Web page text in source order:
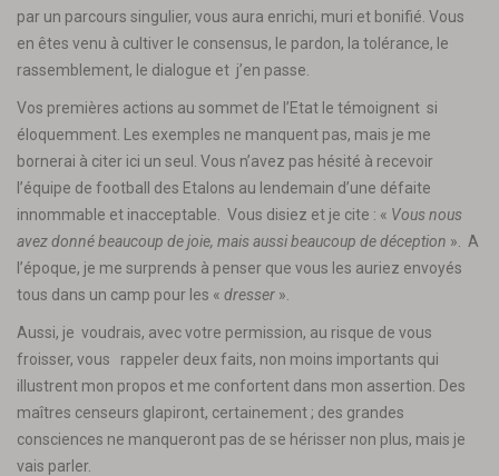
par un parcours singulier, vous aura enrichi, muri et bonifié. Vous
en êtes venu à cultiver le consensus, le pardon, la tolérance, le
rassemblement, le dialogue et j’en passe.
Vos premières actions au sommet de l’Etat le témoignent si
éloquemment. Les exemples ne manquent pas, mais je me
bornerai à citer ici un seul. Vous n’avez pas hésité à recevoir
l’équipe de football des Etalons au lendemain d’une défaite
innommable et inacceptable. Vous disiez et je cite : « Vous nous
avez donné beaucoup de joie, mais aussi beaucoup de déception ». A
l’époque, je me surprends à penser que vous les auriez envoyés
tous dans un camp pour les « dresser ».
Aussi, je voudrais, avec votre permission, au risque de vous
froisser, vous rappeler deux faits, non moins importants qui
illustrent mon propos et me confortent dans mon assertion. Des
maîtres censeurs glapiront, certainement ; des grandes
consciences ne manqueront pas de se hérisser non plus, mais je
vais parler.